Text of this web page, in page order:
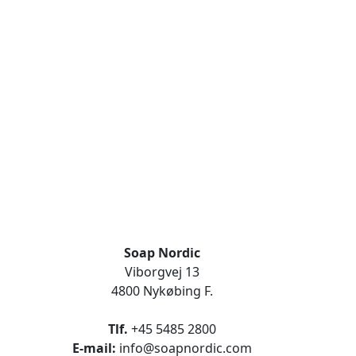
Soap Nordic
Viborgvej 13
4800 Nykøbing F.
Tlf. +45 5485 2800
E-mail: info@soapnordic.com